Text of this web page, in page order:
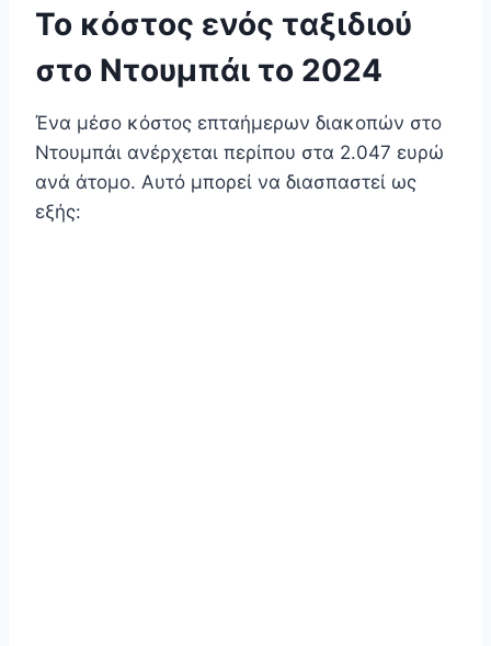
Το κόστος ενός ταξιδιού
στο Ντουμπάι το 2024
Ένα μέσο κόστος επταήμερων διακοπών στο
Ντουμπάι ανέρχεται περίπου στα 2.047 ευρώ
ανά άτομο. Αυτό μπορεί να διασπαστεί ως
εξής: